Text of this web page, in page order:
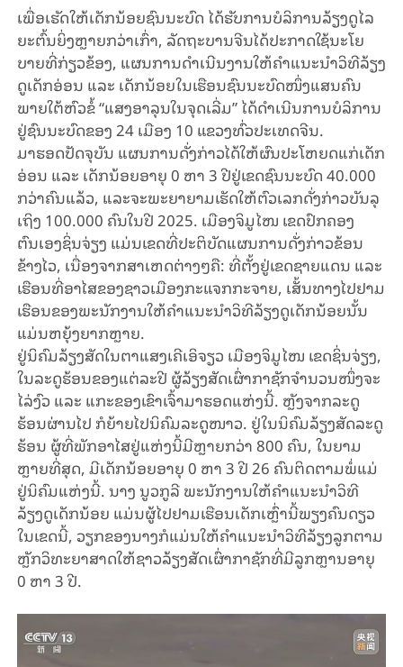
ເພື່ອເຮັດໃຫ້ເດັກນ້ອຍຊົນນະບົດ ໄດ້ຮັບການບໍລິການລ້ຽງດູໄລ
ຍະຕົ້ນຍິ່ງຫຼາຍກວ່າເກົ່າ, ລັດຖະບານຈີນໄດ້ປະກາດໃຊ້ນະໂຍ
ບາຍທີ່ກ່ຽວຂ້ອງ, ແຜນການດຳເນີນງານໃຫ້ຄຳແນະນຳວິທີລ້ຽງ
ດູເດັກອ່ອນ ແລະ ເດັກນ້ອຍໃນເຮືອນຊົນນະບົດໜຶ່ງແສນຄົນ
ພາຍໃຕ້ຫົວຂໍ້“ແສງອາລຸນໃນຈຸດເລີ່ມ”ໄດ້ດຳເນີນການບໍລິການ
ຢູ່ຊົນນະບົດຂອງ24ເມືອງ 10 ແຂວງທົ່ວປະເທດຈີນ.
ມາຮອດປັດຈຸບັນ ແຜນການດັ່ງກ່າວໄດ້ໃຫ້ຜົນປະໂຫຍດແກ່ເດັກ
ອ່ອນ ແລະ ເດັກນ້ອຍອາຍຸ0 ຫາ3ປີຢູ່ເຂດຊົນນະບົດ40.000
ກວ່າຄົນແລ້ວ, ແລະຈະພະຍາຍາມເຮັດໃຫ້ຕົວເລກດັ່ງກ່າວບັນລຸ
ເຖິງ 100.000 ຄົນໃນປີ2025. ເມືອງຈິມູໄໜ ເຂດປົກຄອງ
ຕົນເອງຊິ່ນຈ່ຽງ ແມ່ນເຂດທີ່ປະຕິບັດແຜນການດັ່ງກ່າວຂ້ອນ
ຂ້າງໄວ, ເນື່ອງຈາກສາເຫດຕ່າງໆຄື: ທີ່ຕັ້ງຢູ່ເຂດຊາຍແດນ ແລະ
ເຮືອນທີ່ອາໄສຂອງຊາວເມືອງກະແຈກກະຈາຍ, ເສັ້ນທາງໄປຢາມ
ເຮືອນຂອງພະນັກງານໃຫ້ຄຳແນະນຳວິທີລ້ຽງດູເດັກນ້ອຍນັ້ນ
ແມ່ນຫຍຸ້ງຍາກຫຼາຍ.
ຢູ່ນິຄົມລ້ຽງສັດໃນຕາແສງເຄີເອິຈຽວ ເມືອງຈິມູໄໜ ເຂດຊິ່ນຈ່ຽງ,
ໃນລະດູຮ້ອນຂອງແຕ່ລະປີ ຜູ້ລ້ຽງສັດເຜົ່າກາຊັກຈຳນວນໜຶ່ງຈະ
ໄລ່ງົວ ແລະ ແກະຂອງເຂົາເຈົ້າມາຮອດແຫ່ງນີ້. ຫຼັງຈາກລະດູ
ຮ້ອນຜ່ານໄປ ກໍຍ້າຍໄປນິຄົມລະດູໜາວ. ຢູ່ໃນນິຄົມລ້ຽງສັດລະດູ
ຮ້ອນ ຜູ້ທີ່ພັກອາໄສຢູ່ແຫ່ງນີ້ມີຫຼາຍກວ່າ 800 ຄົນ, ໃນຍາມ
ຫຼາຍທີ່ສຸດ, ມີເດັກນ້ອຍອາຍຸ0 ຫາ3ປີ26 ຄົນຕິດຕາມພໍ່ແມ່
ຢູ່ນິຄົມແຫ່ງນີ້.ນາງນູວກູລີພະນັກງານໃຫ້ຄຳແນະນຳວິທີ
ລ້ຽງດູເດັກນ້ອຍ ແມ່ນຜູ້ໄປຢາມເຮືອນເດັກເຫຼົ່ານີ້ພຽງຄົນດຽວ
ໃນເຂດນີ້, ວຽກຂອງນາງກໍແມ່ນໃຫ້ຄໍາແນະນໍາວິທີລ້ຽງລູກຕາມ
ຫຼັກວິທະຍາສາດໃຫ້ຊາວລ້ຽງສັດເຜົ່າກາຊັກທີ່ມີລູກຫຼານອາຍຸ
0 ຫາ3ປີ​​.